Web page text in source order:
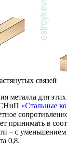
связей
металла для
СНиП «Стальные
принимать в
– с уменьшением
0,8.